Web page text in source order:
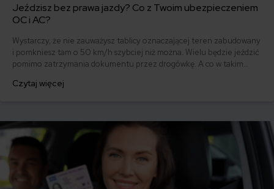
Jeździsz bez prawa jazdy? Co z Twoim ubezpieczeniem
OC i AC?
Wystarczy, że nie zauważysz tablicy oznaczającej teren zabudowany
i pomkniesz tam o 50 km/h szybciej niż można. Wielu będzie jeździć
pomimo zatrzymania dokumentu przez drogówkę. A co w takim
Czytaj więcej